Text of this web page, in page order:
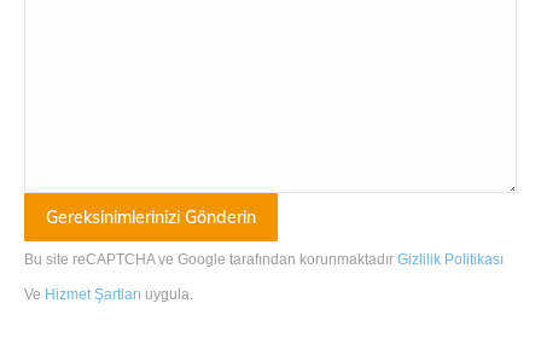
Bu site reCAPTCHA ve Google tarafından korunmaktadır Gizlilik Politikası
Ve Hizmet Şartları uygula